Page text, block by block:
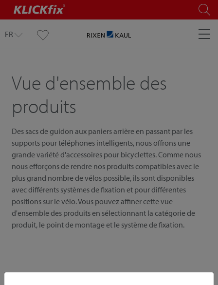
FR
Vue d'ensemble des
produits
Des sacs de guidon aux paniers arrière en passant par les
supports pour téléphones intelligents, nous offrons une
grande variété d'accessoires pour bicyclettes. Comme nous
nous efforçons de rendre nos produits compatibles avec le
plus grand nombre de vélos possible, ils sont disponibles
avec différents systèmes de fixation et pour différentes
positions sur le vélo. Vous pouvez affiner cette vue
d'ensemble des produits en sélectionnant la catégorie de
produit, le point de montage et le système de fixation.